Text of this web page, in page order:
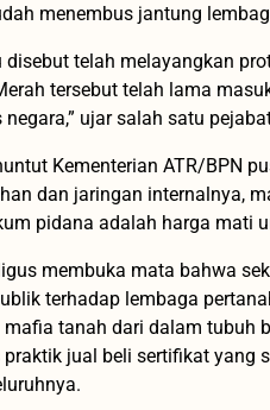
menembus jantung
disebut telah melayangkan
tersebut telah lama
ujar salah satu
Kementerian ATR/BPN
dan jaringan internalnya,
pidana adalah harga mati
membuka mata bahwa
terhadap lembaga
mafia tanah dari dalam tubuh
jual beli sertifikat yang